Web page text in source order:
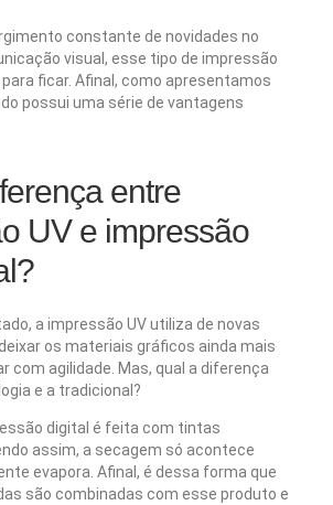
constante de novidades no
visual, esse tipo de impressão
ficar. Afinal, como apresentamos
possui uma série de vantagens
entre
UV e impressão
a impressão UV utiliza de novas
os materiais gráficos ainda mais
com agilidade. Mas, qual a diferença
e a tradicional?
digital é feita com tintas
assim, a secagem só acontece
evapora. Afinal, é dessa forma que
são combinadas com esse produto e